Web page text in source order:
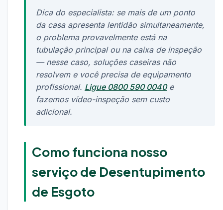
Dica do especialista: se mais de um ponto
da casa apresenta lentidão simultaneamente,
o problema provavelmente está na
tubulação principal ou na caixa de inspeção
— nesse caso, soluções caseiras não
resolvem e você precisa de equipamento
profissional. Ligue 0800 590 0040e
fazemos vídeo-inspeção sem custo
adicional.
Como funciona nosso
serviço de Desentupimento
de Esgoto